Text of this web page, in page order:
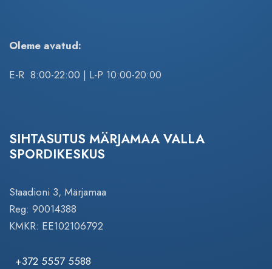
Oleme avatud:
E-R 8:00-22:00 | L-P 10:00-20:00
SIHTASUTUS MÄRJAMAA VALLA
SPORDIKESKUS
Staadioni 3, Märjamaa
Reg: 90014388
KMKR: EE102106792
+372 5557 5588